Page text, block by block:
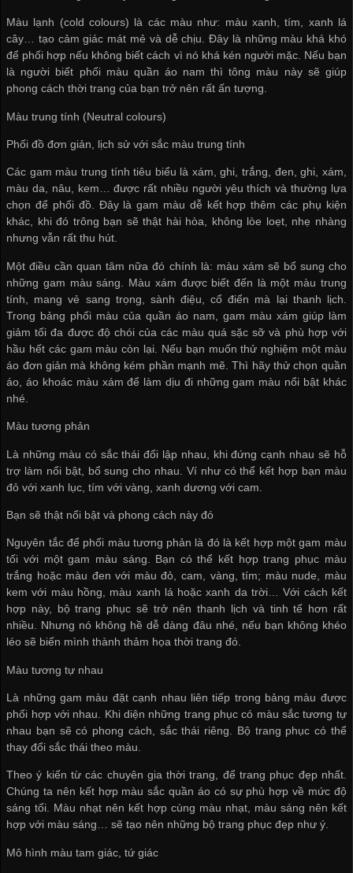
Màu lạnh (cold colours) là các màu như: màu xanh, tím, xanh lá
cây… tạo cảm giác mát mẻ và dễ chịu. Đây là những màu khá khó
để phối hợp nếu không biết cách vì nó khá kén người mặc. Nếu bạn
là người biết phối màu quần áo nam thì tông màu này sẽ giúp
phong cách thời trang của bạn trở nên rất ấn tượng.
Màu trung tính (Neutral colours)
Phối đồ đơn giản, lịch sử với sắc màu trung tính
Các gam màu trung tính tiêu biểu là xám, ghi, trắng, đen, ghi, xám,
màu da, nâu, kem… được rất nhiều người yêu thích và thường lựa
chọn để phối đồ. Đây là gam màu dễ kết hợp thêm các phụ kiện
khác, khi đó trông bạn sẽ thật hài hòa, không lòe loẹt, nhẹ nhàng
nhưng vẫn rất thu hút.
Một điều cần quan tâm nữa đó chính là: màu xám sẽ bổ sung cho
những gam màu sáng. Màu xám được biết đến là một màu trung
tính, mang vẻ sang trọng, sành điệu, cổ điển mà lại thanh lịch.
Trong bảng phối màu của quần áo nam, gam màu xám giúp làm
giảm tối đa được độ chói của các màu quá sặc sỡ và phù hợp với
hầu hết các gam màu còn lại. Nếu bạn muốn thử nghiệm một màu
áo đơn giản mà không kém phần mạnh mẽ. Thì hãy thử chọn quần
áo, áo khoác màu xám để làm dịu đi những gam màu nổi bật khác
nhé.
Màu tương phản
Là những màu có sắc thái đối lập nhau, khi đứng cạnh nhau sẽ hỗ
trợ làm nổi bật, bổ sung cho nhau. Ví như có thể kết hợp bạn màu
đỏ với xanh lục, tím với vàng, xanh dương với cam.
Bạn sẽ thật nổi bật và phong cách này đó
Nguyên tắc để phối màu tương phản là đó là kết hợp một gam màu
tối với một gam màu sáng. Bạn có thể kết hợp trang phục màu
trắng hoặc màu đen với màu đỏ, cam, vàng, tím; màu nude, màu
kem với màu hồng, màu xanh lá hoặc xanh da trời… Với cách kết
hợp này, bộ trang phục sẽ trở nên thanh lịch và tinh tế hơn rất
nhiều. Nhưng nó không hề dễ dàng đâu nhé, nếu bạn không khéo
léo sẽ biến mình thành thảm họa thời trang đó.
Màu tương tự nhau
Là những gam màu đặt cạnh nhau liên tiếp trong bảng màu được
phối hợp với nhau. Khi diện những trang phục có màu sắc tương tự
nhau bạn sẽ có phong cách, sắc thái riêng. Bộ trang phục có thể
thay đổi sắc thái theo màu.
Theo ý kiến từ các chuyên gia thời trang, để trang phục đẹp nhất.
Chúng ta nên kết hợp màu sắc quần áo có sự phù hợp về mức độ
sáng tối. Màu nhạt nên kết hợp cùng màu nhạt, màu sáng nên kết
hợp với màu sáng… sẽ tạo nên những bộ trang phục đẹp như ý.
Mô hình màu tam giác, tứ giác